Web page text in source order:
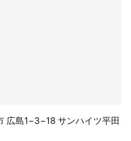
広島1−3−18 サンハイツ平田